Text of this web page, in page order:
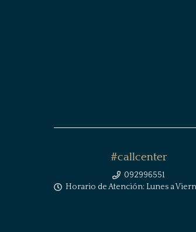
#callcenter
092996551
Horario de Atención: Lunes a